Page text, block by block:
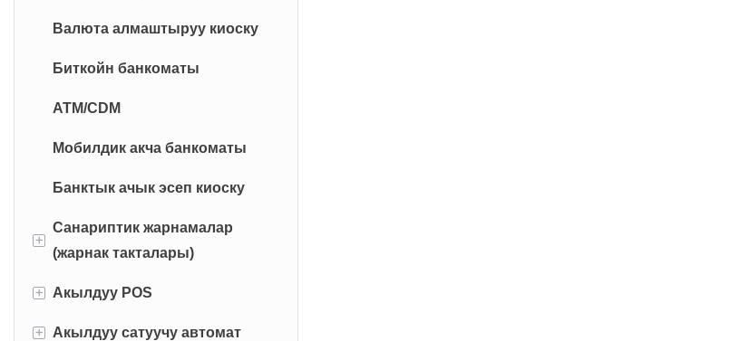
Валюта алмаштыруу киоску
Биткойн банкоматы
ATM/CDM
Мобилдик акча банкоматы
Банктык ачык эсеп киоску
+
Санариптик жарнамалар
(жарнак такталары)
Сырткы санариптик
+ Акылдуу POS
Колдо кармалуучу POS
+ Акылдуу сатуучу автомат